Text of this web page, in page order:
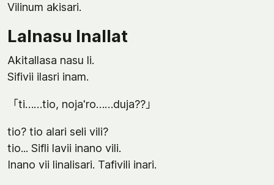
Vilinum akisari.
Lalnasu Inallat
Akitallasa nasu li.
Sifivii ilasri inam.
「ti……tio, noja'ro……duja??」
tio? tio alari seli vili?
tio... Sifli lavii inano vili.
Inano vii linalisari. Tafivili inari.